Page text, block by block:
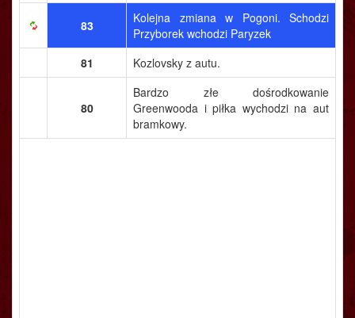
83
Kolejna zmiana w Pogoni. Schodzi
Przyborek wchodzi Paryzek
81
Kozlovsky z autu.
80
Bardzo złe dośrodkowanie
Greenwooda i piłka wychodzi na aut
bramkowy.